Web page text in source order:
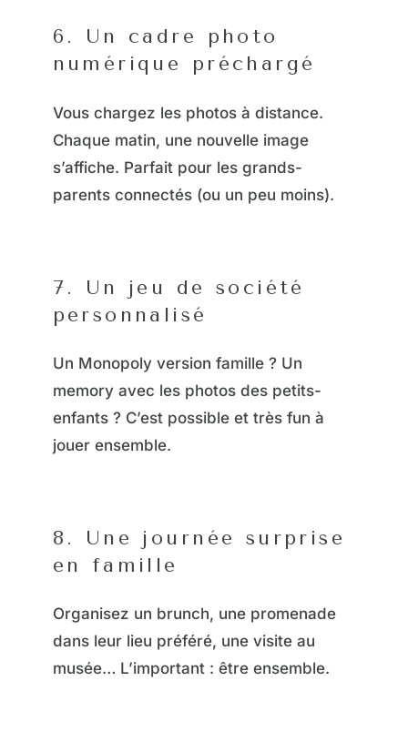
6. Un cadre photo
numérique préchargé
Vous chargez les photos à distance.
Chaque matin, une nouvelle image
s’affiche. Parfait pour les grands-
parents connectés (ou un peu moins).
7. Un jeu de société
personnalisé
Un Monopoly version famille ? Un
memory avec les photos des petits-
enfants ? C’est possible et très fun à
jouer ensemble.
8. Une journée surprise
en famille
Organisez un brunch, une promenade
dans leur lieu préféré, une visite au
musée… L’important : être ensemble.